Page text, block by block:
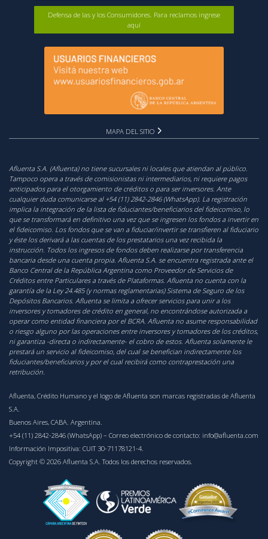
Defensa de las y los Consumidores. Para reclamos ingrese
aquí
MAPA DEL SITIO
Afluenta S.A. (Afluenta) no tiene sucursales ni locales que atiendan al público.
Tampoco opera a través de comisionistas ni intermediarios, ni requiere pagos
anticipados para el otorgamiento de créditos o para ser inversores. Ante
cualquier duda comunicarse al +54 (11) 2842-2846 (WhatsApp). La registración
implica la integración de la lista de fiduciantes/beneficiarios del fideicomiso, lo
que se transformará en definitivo una vez que se ingresen los fondos a invertir en
el fideicomiso. Los fondos que se van a fiduciar/invertir se transfieren al fiduciario
y éste los derivará a las cuentas de los prestatarios una vez recibida la
instrucción. Todos los ingresos de fondos deben realizarse por transferencia
bancaria desde una cuenta propia. Afluenta S.A. se encuentra registrada ante el
Banco Central de la República Argentina como Proveedor de Servicios de
Créditos entre Particulares a través de Plataformas. Afluenta no cuenta con la
garantía de la Ley 24.485 (y normas reglamentarias) Sistema de Seguro de los
Depósitos Bancarios. Afluenta se limita a ofrecer servicios para unir a los
inversores y tomadores de crédito en general, no encontrándose autorizada a
operar como entidad financiera por el BCRA. Afluenta no asume responsabilidad
o riesgo alguno por las operaciones entre inversores y tomadores de los créditos,
ni garantiza -directa o indirectamente- el cobro de estos. Afluenta solamente le
prestará un servicio al fideicomiso, del cual se benefician indirectamente los
fiduciantes/beneficiarios y por el cual recibirá como contraprestación una
retribución.
Afluenta, Crédito Humano y el logo de Afluenta son marcas registradas de Afluenta
S.A.
Buenos Aires, CABA. Argentina.
+54 (11) 2842-2846 (WhatsApp) – Correo electrónico de contacto: info@afluenta.com
Información Impositiva: CUIT 30-71178121-4.
Copyright © 2026 Afluenta S.A. Todos los derechos reservados.